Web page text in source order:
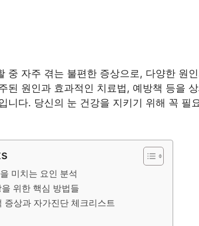
중 자주 겪는 불편한 증상으로, 다양한 원
된 원인과 효과적인 치료법, 예방책 등을
니다. 당신의 눈 건강을 지키기 위해 꼭 필
미치는 요인 분석
위한 핵심 방법들
증상과 자가진단 체크리스트